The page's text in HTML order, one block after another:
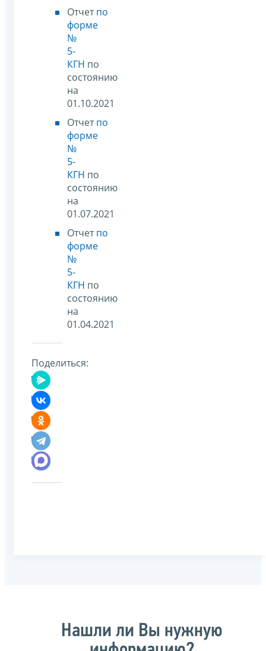
Отчетпо
форме
№
5-
КГН по
состоянию
на
01.10.2021
Отчетпо
форме
№
5-
КГН по
состоянию
на
01.07.2021
Отчетпо
форме
№
5-
КГН по
состоянию
на
01.04.2021
Поделиться:
Нашли ли Вы нужную